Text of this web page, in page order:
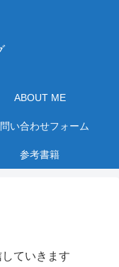
ABOUT ME
い合わせフォーム
参考書籍
ていきます